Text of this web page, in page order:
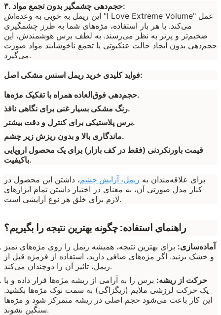
۳. حجم‌دهی چشمگیر بدون تجمع مواد:
این ریمل به خوبی به وعده‌اش "I Love Extreme Volume" عمل
می‌کند. با هر بار استفاده، مژه‌های شما به طرز چشمگیری
ضخیم‌تر و پرتر به نظر می‌رسند. به لطف برس هوشمندش، این
حجم‌دهی بدون ایجاد حالت عنکبوتی یا تجمع ناخوشایند مواد صورت
می‌گیرد.
فواید کلیدی خرید ریمل اسنس مشکی اصل:
حجم‌دهی فوق‌العاده همراه با تفکیک مژه‌ها.
رنگ مشکی بسیار غنی برای نگاهی نافذ.
برس پلاستیکی برای کنترل و دقت بیشتر.
ماندگاری بالا و بدون ریزش زیر چشم.
قیمت باورنکردنی (فقط در کف بازار) برای یک محصول اروپایی
باکیفیت.
برای علاقه‌مندان به ریمل، آرایش چشم، داشتن این محصول در
کنار مدل صورتی آن، به معنای در اختیار داشتن تمام ابزارهای
لازم برای خلق هر نوع آرایشی است.
راهنمای استفاده: چگونه بهترین نتیجه را بگیریم؟
آماده‌سازی: برای بهترین نتیجه، همیشه ریمل را روی مژه‌های تمیز
و خشک بزنید. اگر مژه‌های صافی دارید، استفاده از فرمژه قبل از
ریمل، تاثیر آن را دوچندان می‌کند.
حرکت از ریشه: برس را به آرامی از ریشه مژه‌ها قرار داده و با
یک حرکت لرزشی ملایم (زیگزاگی) به سمت نوک مژه‌ها بکشید.
این کار باعث می‌شود حجم اصلی در ریشه متمرکز شود و مژه‌ها
سنگین نشوند.